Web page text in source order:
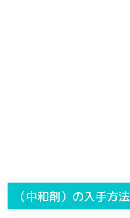
（中和剤）の入手方法